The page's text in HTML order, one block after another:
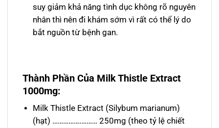
suy giảm khả năng tình dục không rõ nguyên
nhân thì nên đi khám sớm vì rất có thể lý do
bắt nguồn từ bệnh gan.
Thành Phần Của Milk Thistle Extract
1000mg:
Milk Thistle Extract (Silybum marianum)
(hạt) …………….……… 250mg (theo tỷ lệ chiết